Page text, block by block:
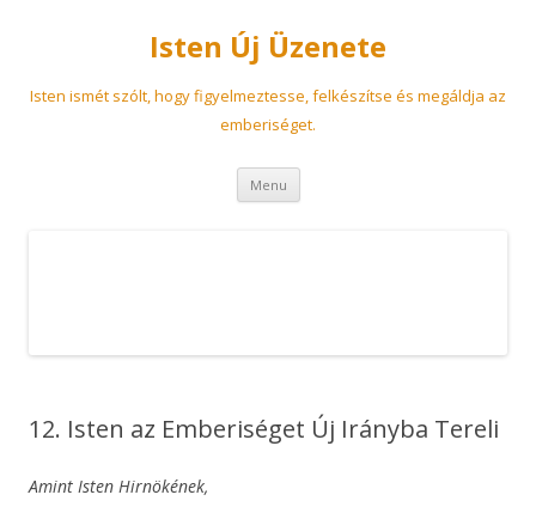
Isten Új Üzenete
Isten ismét szólt, hogy figyelmeztesse, felkészítse és megáldja az
emberiséget.
Menu Skip
content
12. Isten az Emberiséget Új Irányba Tereli
Amint Isten Hirnökének,